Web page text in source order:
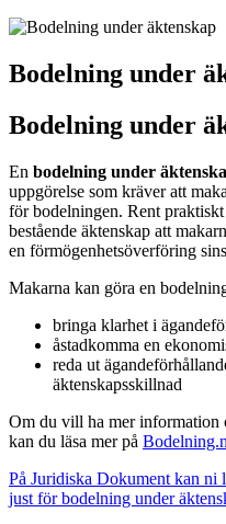
Bodelning under
Bodelning under
En bodelning under
uppgörelse som kräver att
för bodelningen. Rent
bestående äktenskap att
en förmögenhetsöverföring
Makarna kan göra en
bringa klarhet i
åstadkomma en
reda ut
äktenskapsskillnad
Om du vill ha mer information
kan du läsa mer på
På Juridiska Dokument kan ni
just för bodelning under